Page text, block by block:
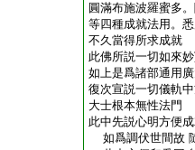
圓滿布施波羅蜜多
等四種成就法用。
不久當得所求成就
此佛所説一切如來
如上是爲諸部通用
復次宣説一切儀軌
大士根本無性法門
此中先説心明方便
如爲調伏世間故